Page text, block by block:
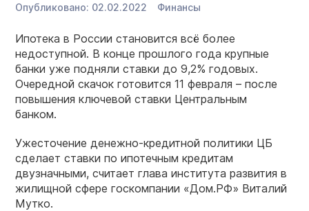
Опубликовано: 02.02.2022 Финансы
Ипотека в России становится всё более
недоступной. В конце прошлого года крупные
банки уже подняли ставки до 9,2% годовых.
Очередной скачок готовится 11 февраля – после
повышения ключевой ставки Центральным
банком.
Ужесточение денежно-кредитной политики ЦБ
сделает ставки по ипотечным кредитам
двузначными, считает глава института развития в
жилищной сфере госкомпании «Дом.РФ» Виталий
Мутко.